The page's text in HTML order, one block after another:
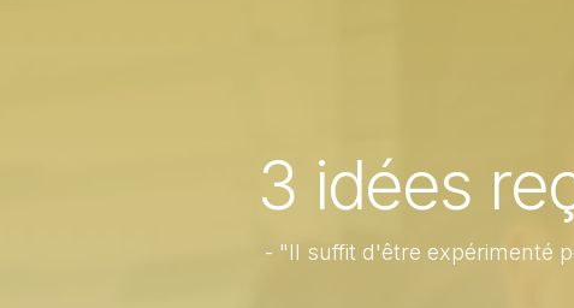
3 idées
- "Il suffit d'être expérimenté